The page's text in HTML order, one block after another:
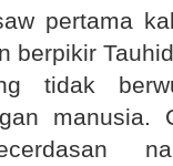
pertama
berpikir
tidak
manusia.